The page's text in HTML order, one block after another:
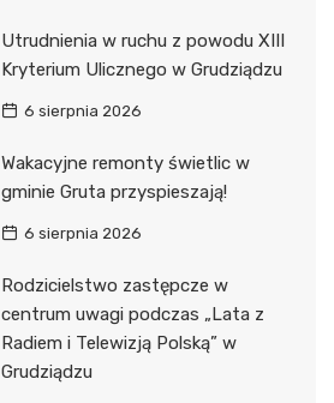
Utrudnienia w ruchu z powodu XIII
Kryterium Ulicznego w Grudziądzu
6 sierpnia 2026
Wakacyjne remonty świetlic w
gminie Gruta przyspieszają!
6 sierpnia 2026
Rodzicielstwo zastępcze w
centrum uwagi podczas „Lata z
Radiem i Telewizją Polską” w
Grudziądzu